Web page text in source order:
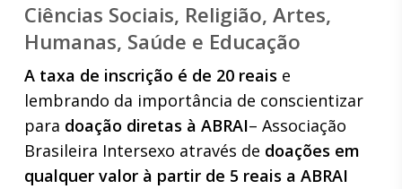
Ciências Sociais, Religião, Artes,
Humanas, Saúde e Educação
A taxa de inscrição é de 20 reais e
lembrando da importância de conscientizar
para doação diretas à ABRAI– Associação
Brasileira Intersexo através de doações em
qualquer valor à partir de 5 reais a ABRAI